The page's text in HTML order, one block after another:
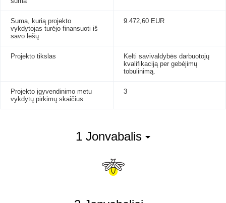
Suma, kurią projekto
vykdytojas turėjo finansuoti iš
savo lėšų
9.472,60 EUR
Projekto tikslas
Kelti savivaldybės darbuotojų
kvalifikaciją per gebėjimų
tobulinimą.
Projekto įgyvendinimo metu
vykdytų pirkimų skaičius
3
1 Jonvabalis